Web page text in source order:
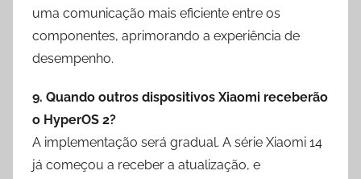
uma comunicação mais eficiente entre os
componentes, aprimorando a experiência de
desempenho.
9. Quando outros dispositivos Xiaomi receberão
o HyperOS 2?
A implementação será gradual. A série Xiaomi 14
já começou a receber a atualização, e